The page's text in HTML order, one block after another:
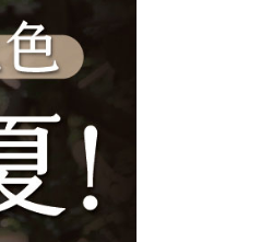
，商店將以您的個人
蒐集、處理及利
核對及更正。
userRule
顯示為準，若有關於
繫「AFTEE先享後
support/home
享後付」服務完成之
易相關給付款項請
之同意方可使用
，本公司不負相關責
查看運費